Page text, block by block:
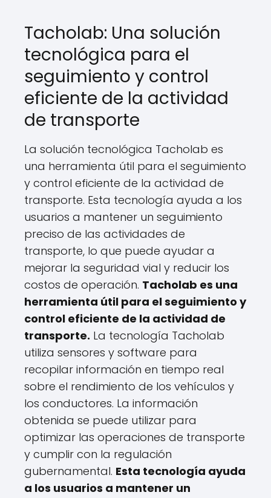
Tacholab: Una solución
tecnológica para el
seguimiento y control
eficiente de la actividad
de transporte
La solución tecnológica Tacholab es
una herramienta útil para el seguimiento
y control eficiente de la actividad de
transporte. Esta tecnología ayuda a los
usuarios a mantener un seguimiento
preciso de las actividades de
transporte, lo que puede ayudar a
mejorar la seguridad vial y reducir los
costos de operación. Tacholab es una
herramienta útil para el seguimiento y
control eficiente de la actividad de
transporte. La tecnología Tacholab
utiliza sensores y software para
recopilar información en tiempo real
sobre el rendimiento de los vehículos y
los conductores. La información
obtenida se puede utilizar para
optimizar las operaciones de transporte
y cumplir con la regulación
gubernamental. Esta tecnología ayuda
a los usuarios a mantener un